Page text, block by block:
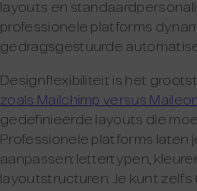
layouts en
professionele platforms
gedragsgestuurde
Designflexibiliteit is het
zoals Mailchimp versus
gedefinieerde layouts die
Professionele platforms laten
aanpassen: lettertypen,
layoutstructuren. Je kunt